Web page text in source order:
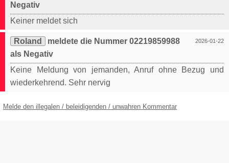
Negativ
Keiner meldet sich
2026-01-22
Roland
meldete die Nummer 02219859988
als Negativ
Keine Meldung von jemanden, Anruf ohne Bezug und
wiederkehrend. Sehr nervig
Melde den illegalen / beleidigenden / unwahren Kommentar